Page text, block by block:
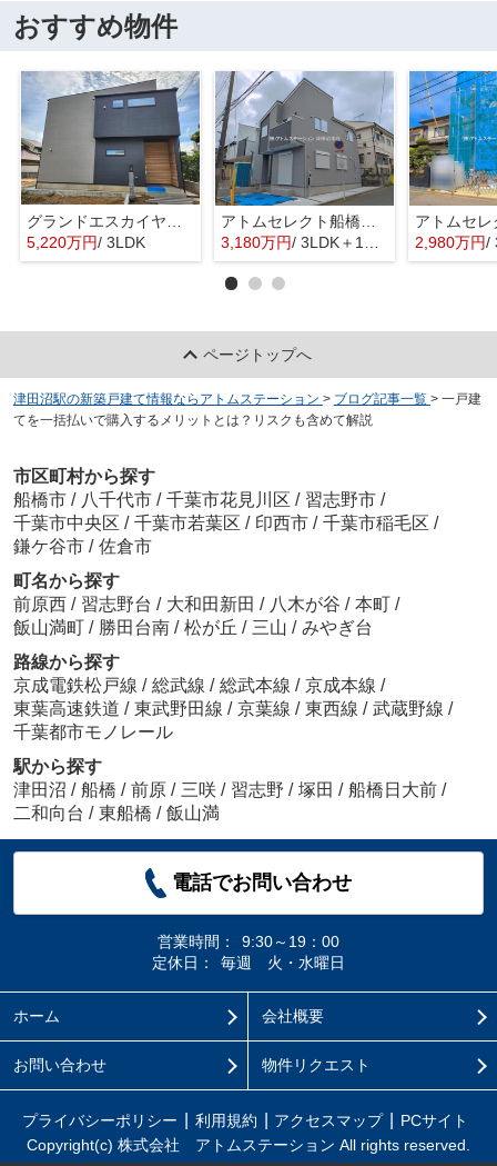
おすすめ物件
5,220万円/ 3LDK
3,180万円/ 3LDK＋1S(納戸) 2,980万円/
ページトップへ
津田沼駅の新築戸建て情報ならアトムステーション > ブログ記事一覧 > 一戸建
てを一括払いで購入するメリットとは？リスクも含めて解説
市区町村から探す
船橋市 / 八千代市 / 千葉市花見川区 / 習志野市 /
千葉市中央区 / 千葉市若葉区 / 印西市 / 千葉市稲毛区 /
鎌ケ谷市 / 佐倉市
町名から探す
前原西 / 習志野台 / 大和田新田 / 八木が谷 / 本町 /
飯山満町 / 勝田台南 / 松が丘 / 三山 / みやぎ台
路線から探す
京成電鉄松戸線 / 総武線 / 総武本線 / 京成本線 /
東葉高速鉄道 / 東武野田線 / 京葉線 / 東西線 / 武蔵野線 /
千葉都市モノレール
駅から探す
津田沼 / 船橋 / 前原 / 三咲 / 習志野 / 塚田 / 船橋日大前 /
二和向台 / 東船橋 / 飯山満
電話でお問い合わせ
営業時間：
9:30～19：00
定休日：
毎週 火・水曜日
ホーム 会社概要
お問い合わせ 物件リクエスト
プライバシーポリシー 利用規約 アクセスマップ
PCサイト
Copyright(c) 株式会社 アトムステーション All rights reserved.